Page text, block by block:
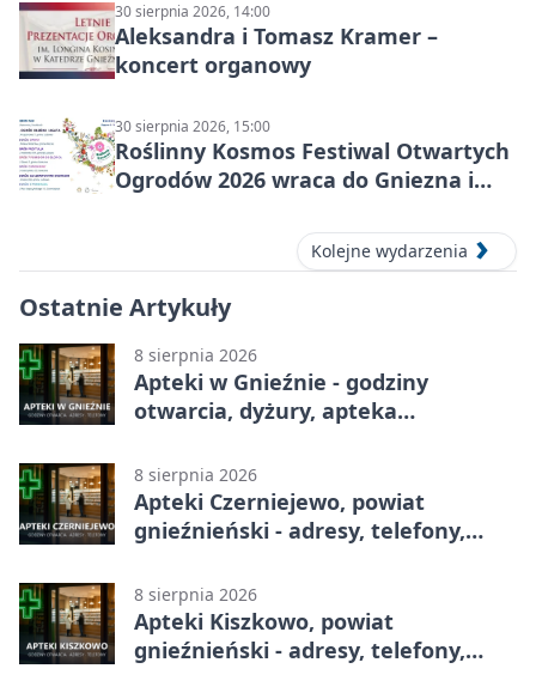
30 sierpnia 2026, 14:00
Aleksandra i Tomasz Kramer –
koncert organowy
30 sierpnia 2026, 15:00
Roślinny Kosmos Festiwal Otwartych
Ogrodów 2026 wraca do Gniezna i
Kolejne wydarzenia
Ostatnie Artykuły
8 sierpnia 2026
Apteki w Gnieźnie - godziny
otwarcia, dyżury, apteka
8 sierpnia 2026
Apteki Czerniejewo, powiat
gnieźnieński - adresy, telefony,
8 sierpnia 2026
Apteki Kiszkowo, powiat
gnieźnieński - adresy, telefony,